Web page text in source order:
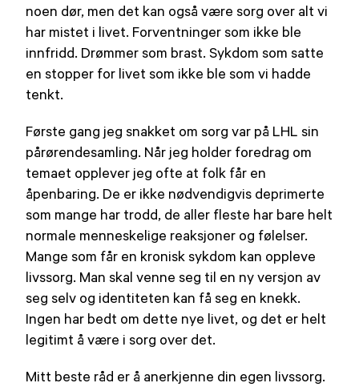
noen dør, men det kan også være sorg over alt vi
har mistet i livet. Forventninger som ikke ble
innfridd. Drømmer som brast. Sykdom som satte
en stopper for livet som ikke ble som vi hadde
tenkt.
Første gang jeg snakket om sorg var på LHL sin
pårørendesamling. Når jeg holder foredrag om
temaet opplever jeg ofte at folk får en
åpenbaring. De er ikke nødvendigvis deprimerte
som mange har trodd, de aller fleste har bare helt
normale menneskelige reaksjoner og følelser.
Mange som får en kronisk sykdom kan oppleve
livssorg. Man skal venne seg til en ny versjon av
seg selv og identiteten kan få seg en knekk.
Ingen har bedt om dette nye livet, og det er helt
legitimt å være i sorg over det.
Mitt beste råd er å anerkjenne din egen livssorg.